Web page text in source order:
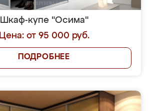
Шкаф-купе "Осима"
Цена: от 95 000 руб.
ПОДРОБНЕЕ